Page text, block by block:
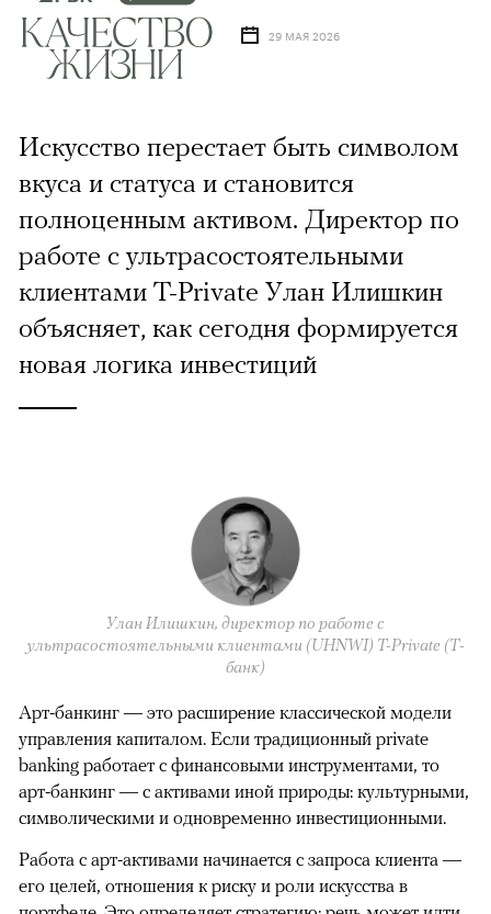
29 МАЯ 2026
Искусство перестает быть символом
вкуса и статуса и становится
полноценным активом. Директор по
работе с ультрасостоятельными
клиентами T-Private Улан Илишкин
объясняет, как сегодня формируется
новая логика инвестиций
Улан Илишкин, директор по работе с
ультрасостоятельными клиентами (UHNWI) T-Private (Т-
банк)
Арт-банкинг — это расширение классической модели
управления капиталом. Если традиционный private
banking работает с финансовыми инструментами, то
арт-банкинг — с активами иной природы: культурными,
символическими и одновременно инвестиционными.
Работа с арт-активами начинается с запроса клиента —
его целей, отношения к риску и роли искусства в